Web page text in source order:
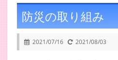
防災の取り組み
2021/07/16 2021/08/03